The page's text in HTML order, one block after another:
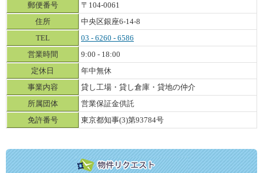
郵便番号
〒104-0061
住所
中央区銀座6-14-8
TEL
03 - 6260 - 6586
営業時間
9:00 - 18:00
定休日
年中無休
事業内容
貸し工場・貸し倉庫・貸地の仲介
所属団体
営業保証金供託
免許番号
東京都知事(3)第93784号